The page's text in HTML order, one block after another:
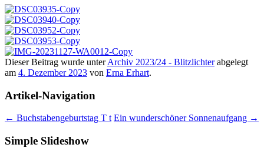
Dieser Beitrag wurde unterArchiv 2023/24 - Blitzlichterabgelegt
am 4. Dezember 2023 von Erna Erhart.
Artikel-Navigation
← Buchstabengeburtstag T t Ein wunderschöner Sonnenaufgang →
Simple Slideshow